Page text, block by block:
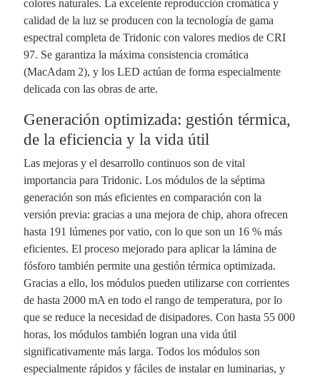
colores naturales. La excelente reproducción cromática y
calidad de la luz se producen con la tecnología de gama
espectral completa de Tridonic con valores medios de CRI
97. Se garantiza la máxima consistencia cromática
(MacAdam 2), y los LED actúan de forma especialmente
delicada con las obras de arte.
Generación optimizada: gestión térmica,
de la eficiencia y la vida útil
Las mejoras y el desarrollo continuos son de vital
importancia para Tridonic. Los módulos de la séptima
generación son más eficientes en comparación con la
versión previa: gracias a una mejora de chip, ahora ofrecen
hasta 191 lúmenes por vatio, con lo que son un 16 % más
eficientes. El proceso mejorado para aplicar la lámina de
fósforo también permite una gestión térmica optimizada.
Gracias a ello, los módulos pueden utilizarse con corrientes
de hasta 2000 mA en todo el rango de temperatura, por lo
que se reduce la necesidad de disipadores. Con hasta 55 000
horas, los módulos también logran una vida útil
significativamente más larga. Todos los módulos son
especialmente rápidos y fáciles de instalar en luminarias, y